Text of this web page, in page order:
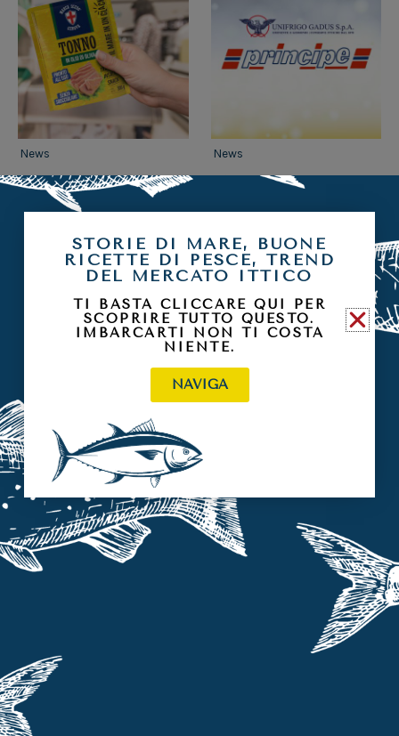
News
LA NUOVA FORMA
DEL TONNO
News
UNIFRIGO GADUS
PRINCIPE
SCOPRI
News
UNIFRIGO GADUS
PER UNA NOVI
LIGURE PIÙ
FILIERA: L’UNICA
COSA CHE
CONTA.
STORIE DI MARE, BUONE
RICETTE DI PESCE, TREND
DEL MERCATO ITTICO
TI BASTA CLICCARE QUI PER
SCOPRIRE TUTTO QUESTO.
IMBARCARTI NON TI COSTA
NIENTE.
NAVIGA